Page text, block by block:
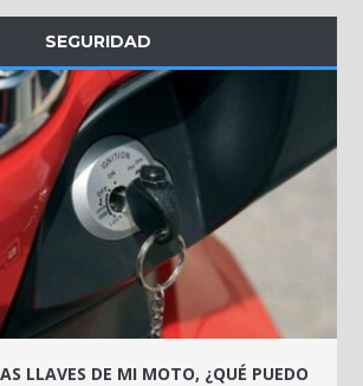
SEGURIDAD
LLAVES DE MI MOTO, ¿QUÉ PUEDO